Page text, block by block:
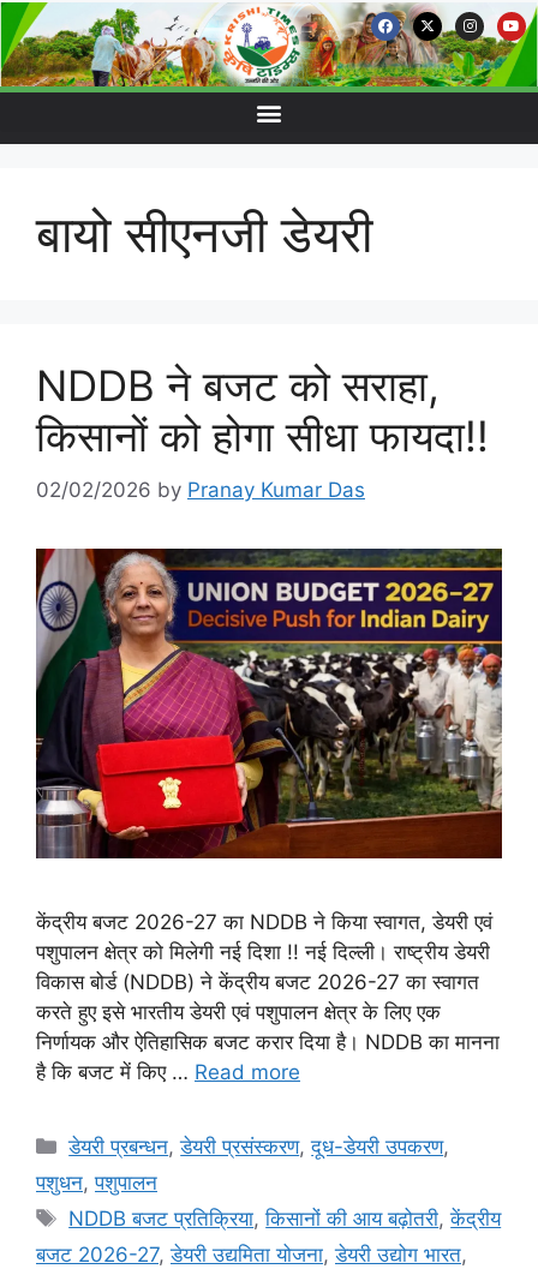
बायो सीएनजी डेयरी
NDDB ने बजट को सराहा,
किसानों को होगा सीधा फायदा!!
02/02/2026 by Pranay Kumar Das
केंद्रीय बजट 2026-27 का NDDB ने किया स्वागत, डेयरी एवं
पशुपालन क्षेत्र को मिलेगी नई दिशा !! नई दिल्ली। राष्ट्रीय डेयरी
विकास बोर्ड (NDDB) ने केंद्रीय बजट 2026-27 का स्वागत
करते हुए इसे भारतीय डेयरी एवं पशुपालन क्षेत्र के लिए एक
निर्णायक और ऐतिहासिक बजट करार दिया है। NDDB का मानना
है कि बजट में किए … Read more
डेयरी प्रबन्धन,डेयरी प्रसंस्करण,दूध-डेयरी उपकरण,
पशुधन,पशुपालन
NDDB बजट प्रतिक्रिया,किसानों की आय बढ़ोतरी,केंद्रीय
बजट 2026-27,डेयरी उद्यमिता योजना,डेयरी उद्योग भारत,